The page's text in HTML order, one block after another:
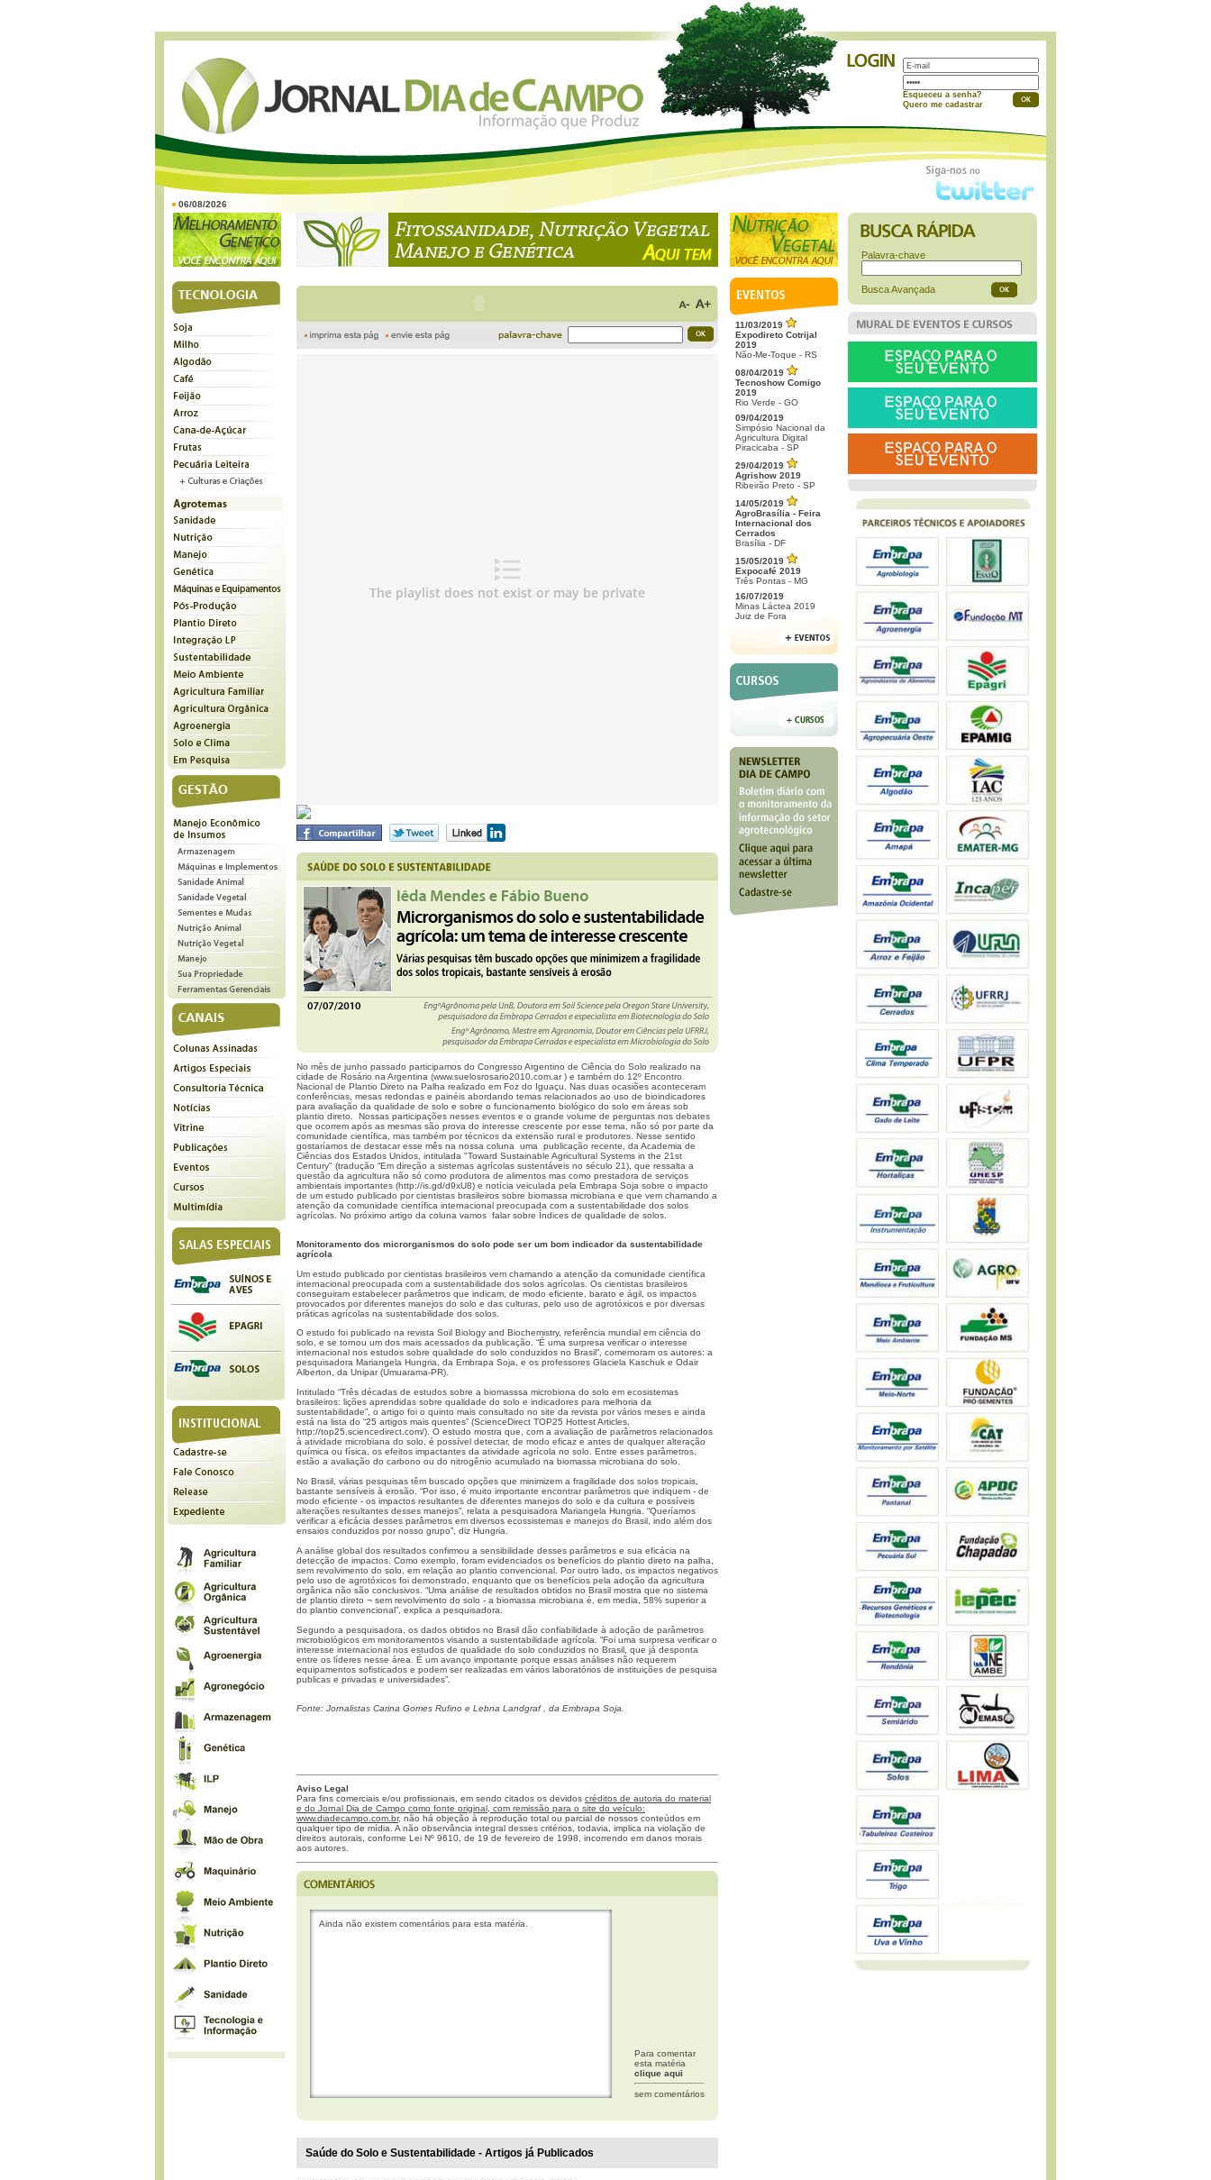
Esqueceu a senha?
Quero me cadastrar
06/08/2026
No mês de junho passado participamos do Congresso Argentino de Ciência do Solo realizado na
cidade de Rosário na Argentina (www.suelosrosario2010.com.ar) e também do 12º Encontro
Nacional de Plantio Direto na Palha realizado em Foz do Iguaçu. Nas duas ocasiões aconteceram
conferências, mesas redondas e painéis abordando temas relacionados ao uso de bioindicadores
para avaliação da qualidade de solo e sobre o funcionamento biológico do solo em áreas sob
plantio direto. Nossas participações nesses eventos e o grande volume de perguntas nos debates
que ocorrem após as mesmas são prova do interesse crescente por esse tema, não só por parte da
comunidade científica, mas também por técnicos da extensão rural e produtores. Nesse sentido
gostaríamos de destacar esse mês na nossa coluna uma publicação recente, da Academia de
Ciências dos Estados Unidos, intitulada "Toward Sustainable Agricultural Systems in the 21st
Century" (tradução “Em direção a sistemas agrícolas sustentáveis no século 21), que ressalta a
questão da agricultura não só como produtora de alimentos mas como prestadora de serviços
ambientais importantes (http://is.gd/d9xU8) e notícia veiculada pela Embrapa Soja sobre o impacto
de um estudo publicado por cientistas brasileiros sobre biomassa microbiana e que vem chamando a
atenção da comunidade científica internacional preocupada com a sustentabilidade dos solos
agrícolas. No próximo artigo da coluna vamos falar sobre Índices de qualidade de solos.
Monitoramento dos microrganismos do solo pode ser um bom indicador da sustentabilidade
agrícola
Um estudo publicado por cientistas brasileiros vem chamando a atenção da comunidade científica
internacional preocupada com a sustentabilidade dos solos agrícolas. Os cientistas brasileiros
conseguiram estabelecer parâmetros que indicam, de modo eficiente, barato e ágil, os impactos
provocados por diferentes manejos do solo e das culturas, pelo uso de agrotóxicos e por diversas
práticas agrícolas na sustentabilidade dos solos.
O estudo foi publicado na revista Soil Biology and Biochemistry, referência mundial em ciência do
solo, e se tornou um dos mais acessados da publicação. “É uma surpresa verificar o interesse
internacional nos estudos sobre qualidade do solo conduzidos no Brasil”, comemoram os autores: a
pesquisadora Mariangela Hungria, da Embrapa Soja, e os professores Glaciela Kaschuk e Odair
Alberton, da Unipar (Umuarama-PR).
Intitulado “Três décadas de estudos sobre a biomasssa microbiona do solo em ecosistemas
brasileiros: lições aprendidas sobre qualidade do solo e indicadores para melhoria da
sustentabilidade”, o artigo foi o quinto mais consultado no site da revista por vários meses e ainda
está na lista do “25 artigos mais quentes” (ScienceDirect TOP25 Hottest Articles,
http://top25.sciencedirect.com/). O estudo mostra que, com a avaliação de parâmetros relacionados
à atividade microbiana do solo, é possível detectar, de modo eficaz e antes de qualquer alteração
química ou física, os efeitos impactantes da atividade agrícola no solo. Entre esses parâmetros,
estão a avaliação do carbono ou do nitrogênio acumulado na biomassa microbiana do solo.
No Brasil, várias pesquisas têm buscado opções que minimizem a fragilidade dos solos tropicais,
bastante sensíveis à erosão. “Por isso, é muito importante encontrar parâmetros que indiquem - de
modo eficiente - os impactos resultantes de diferentes manejos do solo e da cultura e possíveis
alterações resultantes desses manejos”, relata a pesquisadora Mariangela Hungria. “Queríamos
verificar a eficácia desses parâmetros em diversos ecossistemas e manejos do Brasil, indo além dos
ensaios conduzidos por nosso grupo”, diz Hungria.
A análise global dos resultados confirmou a sensibilidade desses parâmetros e sua eficácia na
detecção de impactos. Como exemplo, foram evidenciados os benefícios do plantio direto na palha,
sem revolvimento do solo, em relação ao plantio convencional. Por outro lado, os impactos negativos
pelo uso de agrotóxicos foi demonstrado, enquanto que os benefícios pela adoção da agricultura
orgânica não são conclusivos. “Uma análise de resultados obtidos no Brasil mostra que no sistema
de plantio direto ¬ sem revolvimento do solo - a biomassa microbiana é, em media, 58% superior a
do plantio convencional”, explica a pesquisadora.
Segundo a pesquisadora, os dados obtidos no Brasil dão confiabilidade à adoção de parâmetros
microbiológicos em monitoramentos visando a sustentabilidade agrícola. “Foi uma surpresa verificar o
interesse internacional nos estudos de qualidade do solo conduzidos no Brasil, que já desponta
entre os líderes nesse área. É um avanço importante porque essas análises não requerem
equipamentos sofisticados e podem ser realizadas em vários laboratórios de instituições de pesquisa
publicas e privadas e universidades”.
Fonte: Jornalistas Carina Gomes Rufino e Lebna Landgraf , da Embrapa Soja.
Aviso Legal
Para fins comerciais e/ou profissionais, em sendo citados os devidos créditos de autoria do material
e do Jornal Dia de Campo como fonte original, com remissão para o site do veículo:
www.diadecampo.com.br, não há objeção à reprodução total ou parcial de nossos conteúdos em
qualquer tipo de mídia. A não observância integral desses critérios, todavia, implica na violação de
direitos autorais, conforme Lei Nº 9610, de 19 de fevereiro de 1998, incorrendo em danos morais
aos autores.
Ainda não existem comentários para esta matéria.
Para comentar
esta matéria
clique aqui
sem comentários
Saúde do Solo e Sustentabilidade - Artigos já Publicados
11/03/2019
Expodireto Cotrijal
2019
Não-Me-Toque - RS
08/04/2019
Tecnoshow Comigo
2019
Rio Verde - GO
09/04/2019
Simpósio Nacional da
Agricultura Digital
Piracicaba - SP
29/04/2019
Agrishow 2019
Ribeirão Preto - SP
14/05/2019
AgroBrasília - Feira
Internacional dos
Cerrados
Brasília - DF
15/05/2019
Expocafé 2019
Três Pontas - MG
16/07/2019
Minas Láctea 2019
Juiz de Fora
Palavra-chave
Busca Avançada